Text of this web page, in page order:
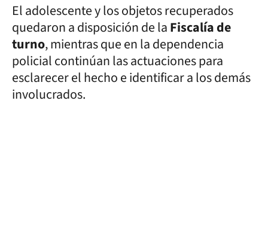
El adolescente y los objetos recuperados
quedaron a disposición de laFiscalía de
turno, mientras que en la dependencia
policial continúan las actuaciones para
esclarecer el hecho e identificar a los demás
involucrados.